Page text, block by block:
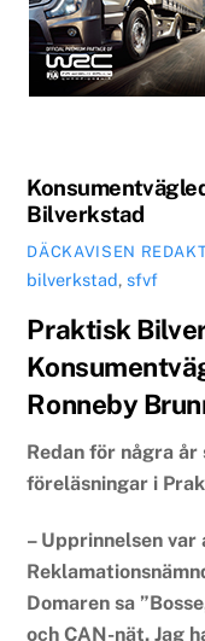
Bilverkstad
DÄCKAVISEN
bilverkstad,sfvf
Praktisk
Ronneby
Redan för några
föreläsningar i
– Upprinnelsen
Domaren sa
och CAN-nät. Jag